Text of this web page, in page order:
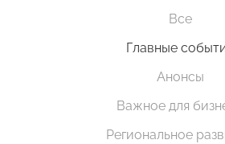
Все
Главные
Анонсы
Важное для
Региональное